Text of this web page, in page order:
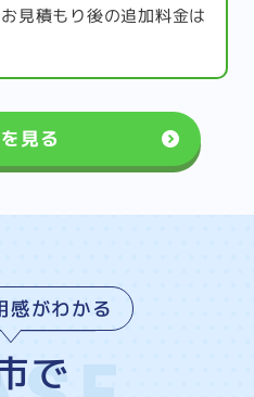
見積もり後の追加料金は
見る
感がわかる
で